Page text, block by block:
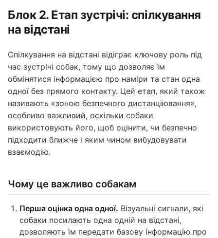
Блок 2. Етап зустрічі: спілкування
на відстані
Спілкування на відстані відіграє ключову роль під
час зустрічі собак, тому що дозволяє їм
обмінятися інформацією про наміри та стан одна
одної без прямого контакту. Цей етап, який також
називають «зоною безпечного дистанціювання»,
особливо важливий, оскільки собаки
використовують його, щоб оцінити, чи безпечно
підходити ближче і яким чином вибудовувати
взаємодію.
Чому це важливо собакам
Перша оцінка одна одної. Візуальні сигнали, які
собаки посилають одна одній на відстані,
дозволяють їм передати базову інформацію про